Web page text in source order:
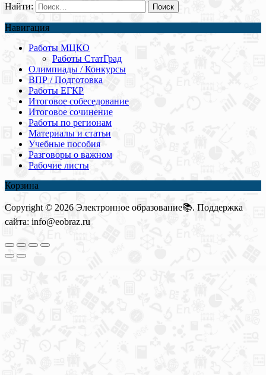
Найти:
Навигация
Работы МЦКО
Работы СтатГрад
Олимпиады / Конкурсы
ВПР / Подготовка
Работы ЕГКР
Итоговое собеседование
Итоговое сочинение
Работы по регионам
Материалы и статьи
Учебные пособия
Разговоры о важном
Рабочие листы
Корзина
Copyright © 2026 Электронное образование📚. Поддержка
сайта: info@eobraz.ru